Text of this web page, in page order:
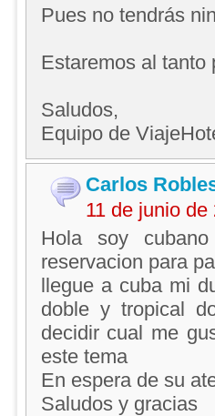
Pues no tendrás
Estaremos al tanto
Saludos,
Equipo de
Carlos
11 de junio
Hola soy
reservacion para
llegue a cuba mi
doble y tropical
decidir cual me
este tema
En espera de su
Saludos y gracias